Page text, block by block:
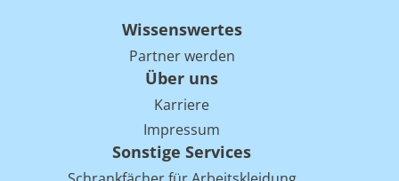
Wissenswertes
Partner werden
Über uns
Karriere
Impressum
Sonstige Services